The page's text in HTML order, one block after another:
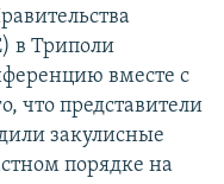
в Триполи
вместе с
что представители
закулисные
порядке на